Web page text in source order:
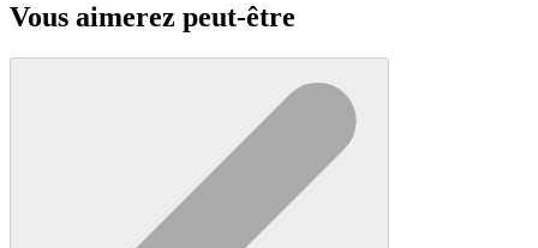
Vous aimerez peut-être